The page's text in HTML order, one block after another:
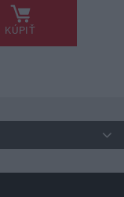
KÚPIŤ